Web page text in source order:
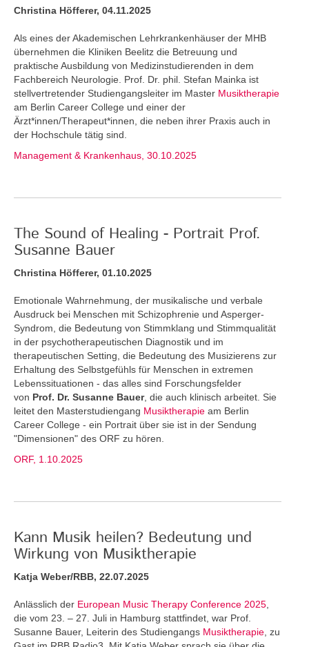
Christina Höfferer, 04.11.2025
Als eines der Akademischen Lehrkrankenhäuser der MHB
übernehmen die Kliniken Beelitz die Betreuung und
praktische Ausbildung von Medizinstudierenden in dem
Fachbereich Neurologie. Prof. Dr. phil. Stefan Mainka ist
stellvertretender Studiengangsleiter im Master Musiktherapie
am Berlin Career College und einer der
Ärzt*innen/Therapeut*innen, die neben ihrer Praxis auch in
der Hochschule tätig sind.
Management & Krankenhaus, 30.10.2025
The Sound of Healing - Portrait Prof.
Susanne Bauer
Christina Höfferer, 01.10.2025
Emotionale Wahrnehmung, der musikalische und verbale
Ausdruck bei Menschen mit Schizophrenie und Asperger-
Syndrom, die Bedeutung von Stimmklang und Stimmqualität
in der psychotherapeutischen Diagnostik und im
therapeutischen Setting, die Bedeutung des Musizierens zur
Erhaltung des Selbstgefühls für Menschen in extremen
Lebenssituationen - das alles sind Forschungsfelder
von Prof. Dr. Susanne Bauer, die auch klinisch arbeitet. Sie
leitet den Masterstudiengang Musiktherapie am Berlin
Career College - ein Portrait über sie ist in der Sendung
"Dimensionen" des ORF zu hören.
ORF, 1.10.2025
Kann Musik heilen? Bedeutung und
Wirkung von Musiktherapie
Katja Weber/RBB, 22.07.2025
Anlässlich der European Music Therapy Conference 2025
die vom 23. – 27. Juli in Hamburg stattfindet, war Prof.
Susanne Bauer, Leiterin des Studiengangs Musiktherapie , zu